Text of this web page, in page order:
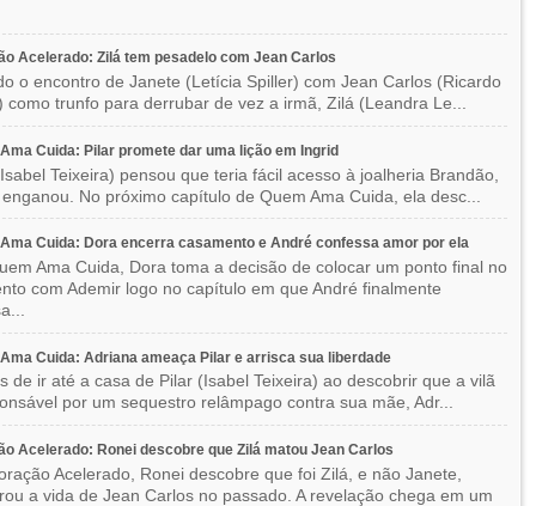
Acelerado: Zilá tem pesadelo com Jean Carlos
o encontro de Janete (Letícia Spiller) com Jean Carlos (Ricardo
como trunfo para derrubar de vez a irmã, Zilá (Leandra Le...
Cuida: Pilar promete dar uma lição em Ingrid
Teixeira) pensou que teria fácil acesso à joalheria Brandão,
No próximo capítulo de Quem Ama Cuida, ela desc...
Cuida: Dora encerra casamento e André confessa amor por ela
Ama Cuida, Dora toma a decisão de colocar um ponto final no
com Ademir logo no capítulo em que André finalmente
Cuida: Adriana ameaça Pilar e arrisca sua liberdade
de ir até a casa de Pilar (Isabel Teixeira) ao descobrir que a vilã
por um sequestro relâmpago contra sua mãe, Adr...
Acelerado: Ronei descobre que Zilá matou Jean Carlos
Acelerado, Ronei descobre que foi Zilá, e não Janete,
a vida de Jean Carlos no passado. A revelação chega em um